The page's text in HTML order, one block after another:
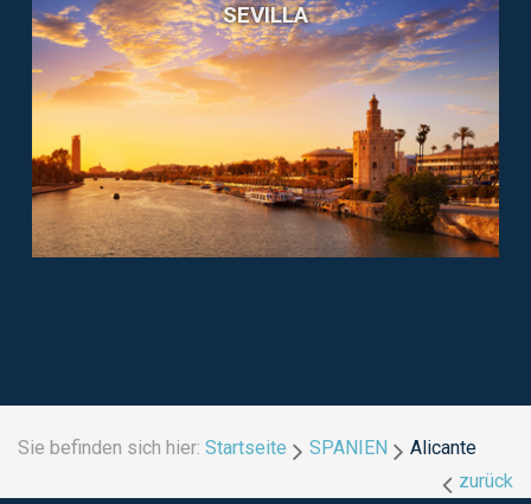
SEVILLA
Sie befinden sich hier: Startseite SPANIEN
Alicante
zurück